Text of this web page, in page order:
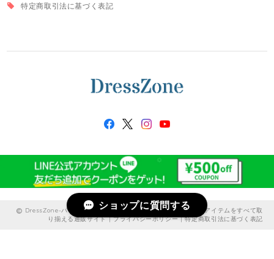
特定商取引法に基づく表記
DressZone-パーティードレス、プライベート、出勤服などのアイテムをすべて取
り揃える通販サイト |プライバシーポリシー|特定商取引法に基づく表記
ショップに質問する